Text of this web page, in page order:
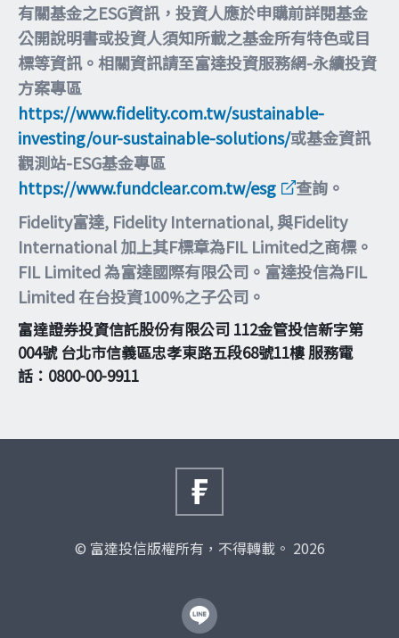
有關基金之ESG資訊，投資人應於申購前詳閱基金
公開說明書或投資人須知所載之基金所有特色或目
標等資訊。相關資訊請至富達投資服務網-永續投資
方案專區
https://www.fidelity.com.tw/sustainable-
investing/our-sustainable-solutions/或基金資訊
觀測站-ESG基金專區
https://www.fundclear.com.tw/esg
查詢。
Fidelity富達, Fidelity International, 與Fidelity
International 加上其F標章為FIL Limited之商標。
FIL Limited 為富達國際有限公司。富達投信為FIL
Limited 在台投資100%之子公司。
富達證券投資信託股份有限公司 112金管投信新字第
004號 台北市信義區忠孝東路五段68號11樓 服務電
話：0800-00-9911
© 富達投信版權所有，不得轉載。 2026